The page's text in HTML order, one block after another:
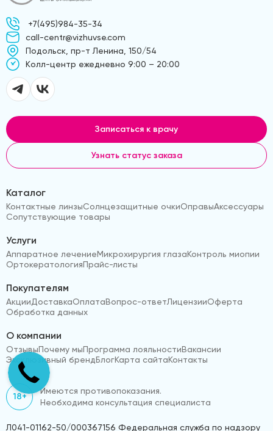
+7(495)984-35-34
call-centr@vizhuvse.com
Подольск, пр-т Ленина, 150/54
Kолл-центр ежедневно 9:00 – 20:00
Записаться к врачу
Узнать статус заказа
Каталог
Контактные линзыСолнцезащитные очкиОправыАксессуары
Сопутствующие товары
Услуги
Аппаратное лечениеМикрохирургия глазаКонтроль миопии
ОртокератологияПрайс-листы
Покупателям
АкцииДоставкаОплатаВопрос-ответЛицензииОферта
Обработка данных
О компании
ОтзывыПочему мыПрограмма лояльностиВакансии
Эксклюзивный брендБлогКарта сайтаКонтакты
18+
Имеются противопоказания.
Необходима консультация специалиста
Л041-01162-50/000367156 Федеральная служба по надзору